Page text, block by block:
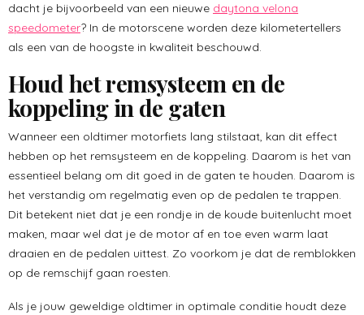
dacht je bijvoorbeeld van een nieuwe daytona velona
speedometer? In de motorscene worden deze kilometertellers
als een van de hoogste in kwaliteit beschouwd.
Houd het remsysteem en de
koppeling in de gaten
Wanneer een oldtimer motorfiets lang stilstaat, kan dit effect
hebben op het remsysteem en de koppeling. Daarom is het van
essentieel belang om dit goed in de gaten te houden. Daarom is
het verstandig om regelmatig even op de pedalen te trappen.
Dit betekent niet dat je een rondje in de koude buitenlucht moet
maken, maar wel dat je de motor af en toe even warm laat
draaien en de pedalen uittest. Zo voorkom je dat de remblokken
op de remschijf gaan roesten.
Als je jouw geweldige oldtimer in optimale conditie houdt deze